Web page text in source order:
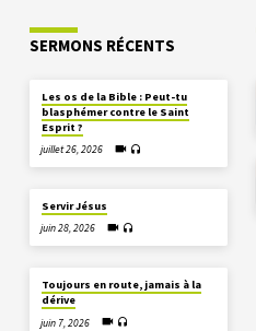
SERMONS RÉCENTS
Les os de la Bible : Peut-tu
blasphémer contre le Saint
Esprit ?
juillet 26, 2026
Servir Jésus
juin 28, 2026
Toujours en route, jamais à la
dérive
juin 7, 2026